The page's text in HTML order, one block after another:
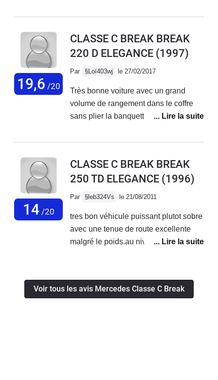
bien. " embrayage a laché. je travail en
donc il foudrait acheter une voiture
pour me depanner..conclusion au coté
propriétaire on fait l"affaire.aprés les
papiers reglés (assurance et carte
grise) je prend direct l"autoroute e là
trop content avec .je vais vendre la
19,6 /20
CLASSE C BREAK BREAK
220 D ELEGANCE (1997)
Par §Loï403wj le 27/02/2017
Très bonne voiture avec un grand
volume de rangement dans le coffre
sans plier la banquette. Consomme un
fini. Avec des options de l'époque
rétroviseur réglable électriquement ).
Les sièges avant avec les réglages en
pour conduire
14/20
CLASSE C BREAK BREAK
250 TD ELEGANCE (1996)
Par §leb324Vs le 21/08/2011
tres bon véhicule puissant plutot sobre
avec une tenue de route excellente
malgré le poids.au niveau fiabilité rien
volant tres modéré avec les sieges
plutot dure qui ne plairons pas a tous.
Voir tous les avis Mercedes Classe C Break